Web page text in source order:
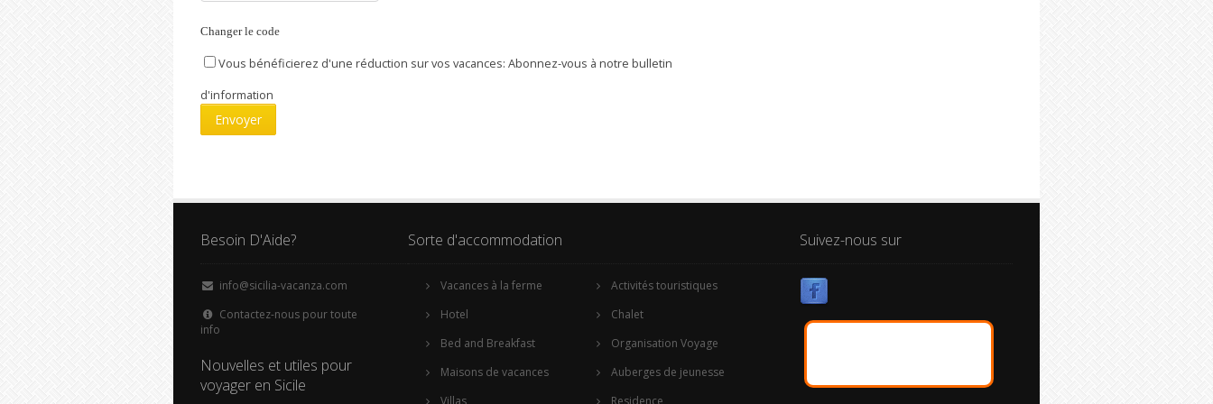
Changer le code
Vous bénéficierez d'une réduction sur vos vacances: Abonnez-vous à notre bulletin
d'information
Besoin D'Aide?
info@sicilia-vacanza.com
Contactez-nous pour toute
info
Nouvelles et utiles pour
voyager en Sicile
Sorte d'accommodation
Vacances à la ferme
Hotel
Bed and Breakfast
Maisons de vacances
Activités touristiques
Chalet
Organisation Voyage
Auberges de jeunesse
Suivez-nous sur